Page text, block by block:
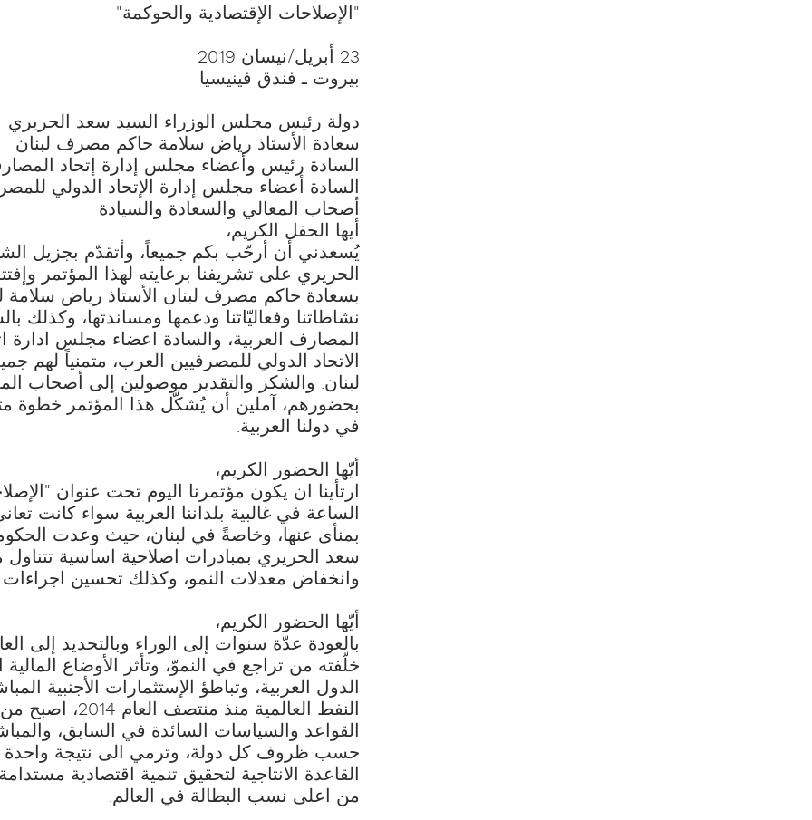
"الإصلاحات الإقتصادية والحوكمة"
23 أبريل/نيسان 2019
بيروت ـ فندق فينيسيا
دولة رئيس مجلس الوزراء السيد سعد الحريري
سعادة الأستاذ رياض سلامة حاكم مصرف لبنان
السادة رئيس وأعضاء مجلس إدارة إتحاد
السادة أعضاء مجلس إدارة الإتحاد الدولي
أصحاب المعالي والسعادة والسيادة
أيها الحفل الكريم،
يُسعدني أن أرحّب بكم جميعاً، وأتقدّم بجزيل
الحريري على تشريفنا برعايته لهذا المؤتمر
بسعادة حاكم مصرف لبنان الأستاذ رياض
نشاطاتنا وفعاليّاتنا ودعمها ومساندتها،
المصارف العربية، والسادة اعضاء مجلس
الاتحاد الدولي للمصرفيين العرب، متمنياً لهم
لبنان. والشكر والتقدير موصولين إلى أصحاب
بحضورهم، آملين أن يُشكّل هذا المؤتمر خطوة
في دولنا العربية.
أيّها الحضور الكريم،
ارتأينا ان يكون مؤتمرنا اليوم تحت عنوان
الساعة في غالبية بلداننا العربية سواء كانت
بمنأى عنها، وخاصةً في لبنان، حيث وعدت
سعد الحريري بمبادرات اصلاحية اساسية تتناول
وانخفاض معدلات النمو، وكذلك تحسين
أيّها الحضور الكريم،
خلّفته من تراجع في النموّ، وتأثر الأوضاع
الدول العربية، وتباطؤ الإستثمارات الأجنبية
النفط العالمية
القواعد والسياسات السائدة في السابق،
حسب ظروف كل دولة، وترمي الى نتيجة واحدة
القاعدة الانتاجية لتحقيق تنمية اقتصادية
من اعلى نسب البطالة في العالم.